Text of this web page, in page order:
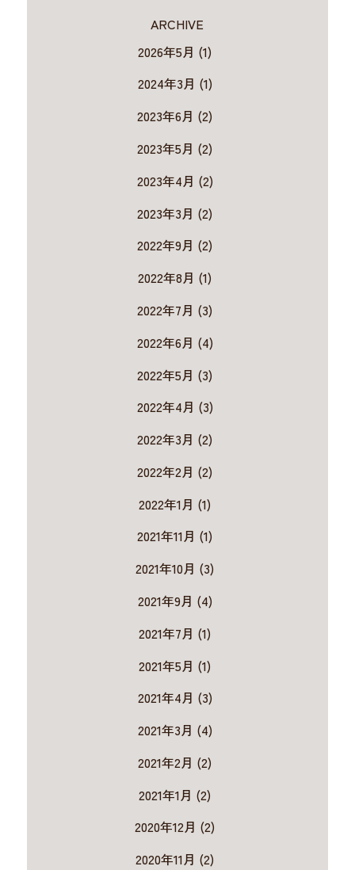
ARCHIVE
2026年5月 (1)
2024年3月 (1)
2023年6月 (2)
2023年5月 (2)
2023年4月 (2)
2023年3月 (2)
2022年9月 (2)
2022年8月 (1)
2022年7月 (3)
2022年6月 (4)
2022年5月 (3)
2022年4月 (3)
2022年3月 (2)
2022年2月 (2)
2022年1月 (1)
2021年11月 (1)
2021年10月 (3)
2021年9月 (4)
2021年7月 (1)
2021年5月 (1)
2021年4月 (3)
2021年3月 (4)
2021年2月 (2)
2021年1月 (2)
2020年12月 (2)
2020年11月 (2)